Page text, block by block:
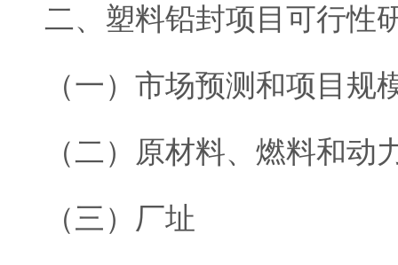
二、塑料铅封项目可行性
（一）市场预测和项目规
（二）原材料、燃料和动
（三）厂址